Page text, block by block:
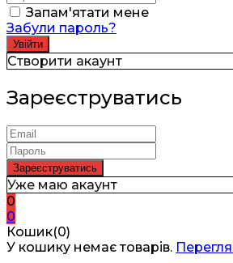
Запам'ятати мене
Забули пароль?
Створити акаунт
Зареєструватись
Уже маю акаунт
0
0
Кошик(0)
У кошику немає товарів.